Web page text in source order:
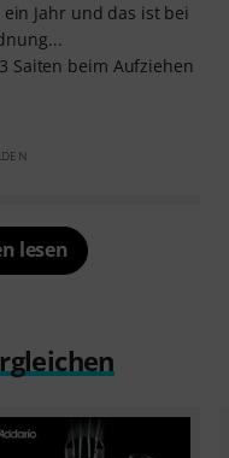
Jahr und das ist bei
Saiten beim Aufziehen
lesen